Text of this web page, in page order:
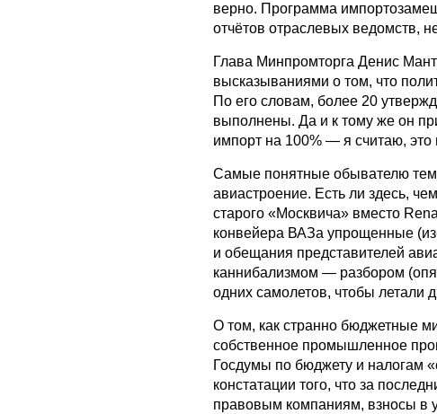
верно. Программа
отчётов отраслевых ведомств,
Глава Минпромторга Денис
высказываниями о том, что
По его словам, более 20
выполнены. Да и к тому же он
импорт на 100% — я считаю, это
Самые понятные обывателю
авиастроение. Есть ли здесь,
старого «Москвича» вместо
конвейера ВАЗа упрощенные
и обещания представителей
каннибализмом — разбором
одних самолетов, чтобы летали
О том, как странно бюджетные
собственное промышленное
Госдумы по бюджету и налогам
констатации того, что за
правовым компаниям, взносы в